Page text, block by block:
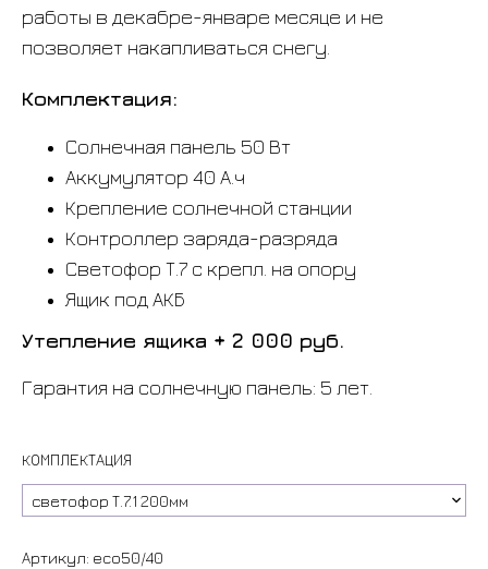
работы в декабре-январе месяце и не
позволяет накапливаться снегу.
Комплектация:
Солнечная панель 50 Вт
Аккумулятор 40 А.ч
Крепление солнечной станции
Контроллер заряда-разряда
Светофор Т.7 с крепл. на опору
Ящик под АКБ
Утепление ящика + 2 000 руб.
Гарантия на солнечную панель: 5 лет.
КОМПЛЕКТАЦИЯ
Артикул: eco50/40